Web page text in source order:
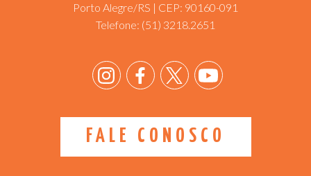
Porto Alegre/RS | CEP: 90160-091
Telefone: (51) 3218.2651
FALE CONOSCO